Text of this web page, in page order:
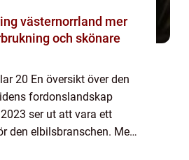
västernorrland mer
och skönare
20 En översikt över den
fordonslandskap
ser ut att vara ett
den elbilsbranschen. Med